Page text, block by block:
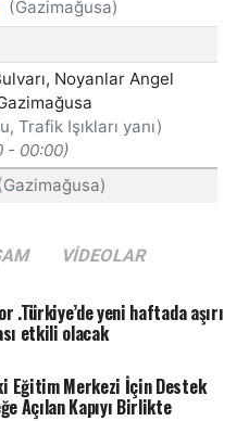
VIDEOLAR
.Türkiye’de yeni haftada aşırı
etkili olacak
Eğitim Merkezi İçin Destek
Açılan Kapıyı Birlikte